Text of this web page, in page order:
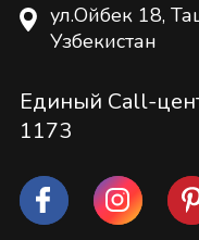
ул.Ойбек 18,
Узбекистан
Единый Call-
1173